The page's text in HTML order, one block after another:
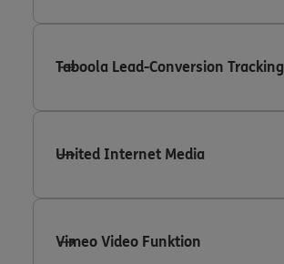
Taboola Lead-Conversion Tracking
United Internet Media
Vimeo Video Funktion